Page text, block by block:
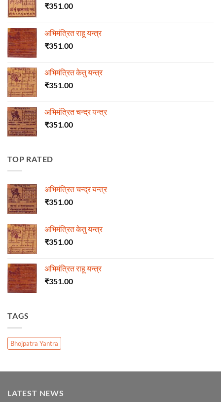
₹351.00
अभिमंत्रित राहू यन्त्र
₹351.00
अभिमंत्रित केतु यन्त्र
₹351.00
अभिमंत्रित चन्द्र यन्त्र
₹351.00
TOP RATED
अभिमंत्रित चन्द्र यन्त्र
₹351.00
अभिमंत्रित केतु यन्त्र
₹351.00
अभिमंत्रित राहू यन्त्र
₹351.00
TAGS
Bhojpatra Yantra
LATEST NEWS